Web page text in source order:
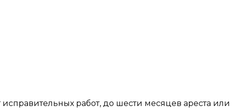
работ, до шести месяцев ареста или